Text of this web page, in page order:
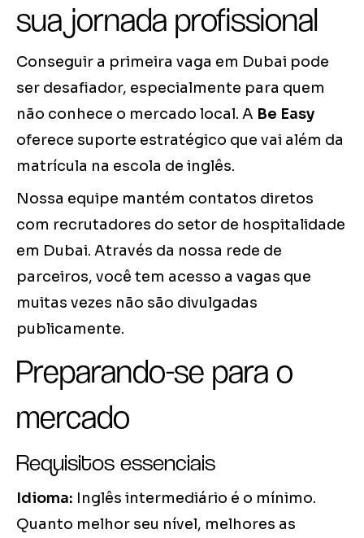
sua jornada profissional
Conseguir a primeira vaga em Dubai pode
ser desafiador, especialmente para quem
não conhece o mercado local. A Be Easy
oferece suporte estratégico que vai além da
matrícula na escola de inglês.
Nossa equipe mantém contatos diretos
com recrutadores do setor de hospitalidade
em Dubai. Através da nossa rede de
parceiros, você tem acesso a vagas que
muitas vezes não são divulgadas
publicamente.
Preparando-se para o
mercado
Requisitos essenciais
Idioma: Inglês intermediário é o mínimo.
Quanto melhor seu nível, melhores as